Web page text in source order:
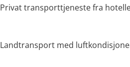
Privat transporttjeneste fra
Landtransport med